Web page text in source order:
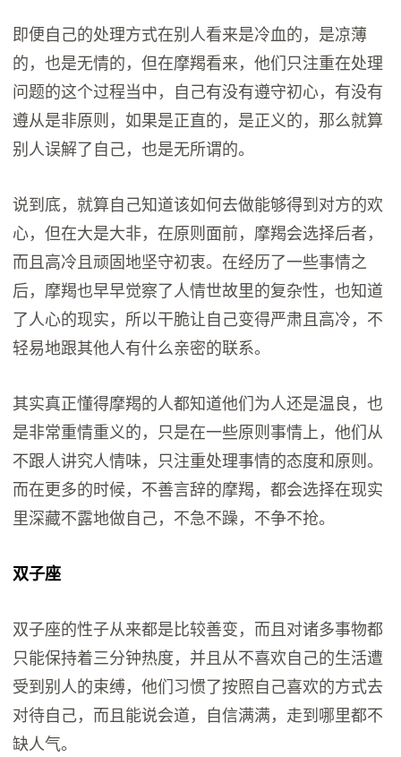
即便自己的处理方式在别人看来是冷血的，是凉薄
的，也是无情的，但在摩羯看来，他们只注重在处理
问题的这个过程当中，自己有没有遵守初心，有没有
遵从是非原则，如果是正直的，是正义的，那么就算
别人误解了自己，也是无所谓的。
说到底，就算自己知道该如何去做能够得到对方的欢
心，但在大是大非，在原则面前，摩羯会选择后者，
而且高冷且顽固地坚守初衷。在经历了一些事情之
后，摩羯也早早觉察了人情世故里的复杂性，也知道
了人心的现实，所以干脆让自己变得严肃且高冷，不
轻易地跟其他人有什么亲密的联系。
其实真正懂得摩羯的人都知道他们为人还是温良，也
是非常重情重义的，只是在一些原则事情上，他们从
不跟人讲究人情味，只注重处理事情的态度和原则。
而在更多的时候，不善言辞的摩羯，都会选择在现实
里深藏不露地做自己，不急不躁，不争不抢。
双子座
双子座的性子从来都是比较善变，而且对诸多事物都
只能保持着三分钟热度，并且从不喜欢自己的生活遭
受到别人的束缚，他们习惯了按照自己喜欢的方式去
对待自己，而且能说会道，自信满满，走到哪里都不
缺人气。